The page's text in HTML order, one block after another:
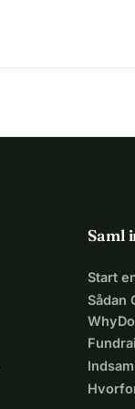
Saml
Start
Sådan